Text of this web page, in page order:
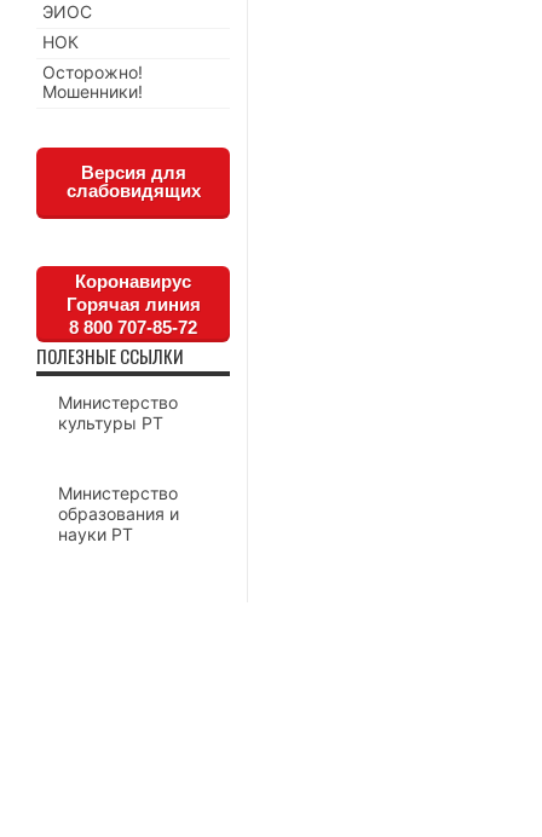
ЭИОС
НОК
Осторожно!
Мошенники!
Версия для
слабовидящих
Коронавирус
Горячая линия
8 800 707-85-72
ПОЛЕЗНЫЕ ССЫЛКИ
Министерство
культуры РТ
Министерство
образования и
науки РТ